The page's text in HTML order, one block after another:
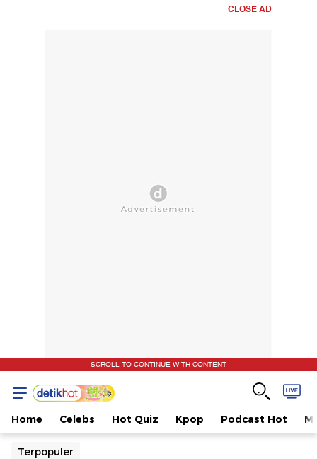
CLOSE AD
SCROLL TO CONTINUE WITH CONTENT
Home Celebs Hot Quiz Kpop Podcast Hot
Terpopuler